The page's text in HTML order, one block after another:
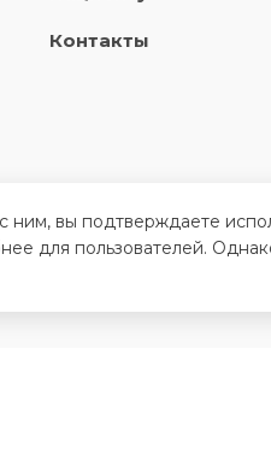
Контакты
вы подтверждаете
для пользователей.